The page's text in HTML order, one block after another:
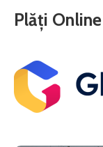
Plăți Online